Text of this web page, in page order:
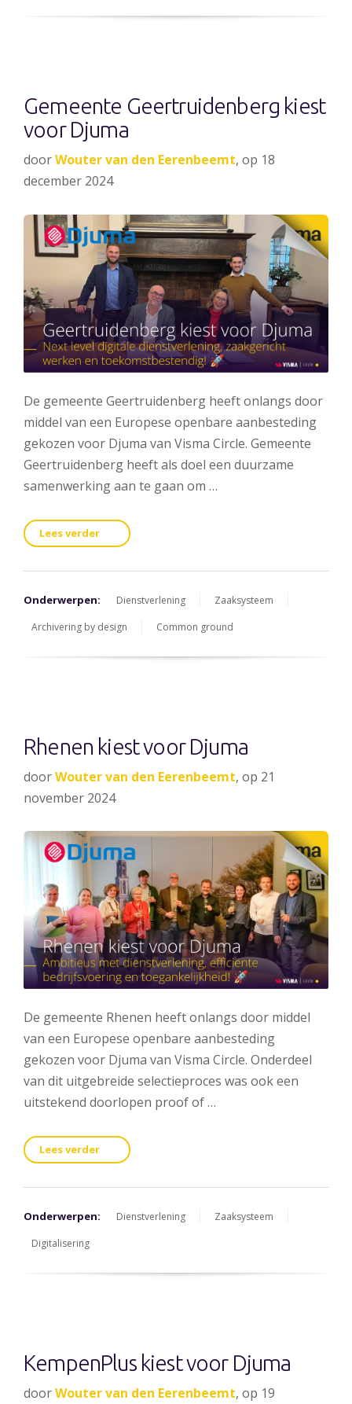
Gemeente Geertruidenberg kiest
voor Djuma
doorWouter van den Eerenbeemt, op 18
december 2024
De gemeente Geertruidenberg heeft onlangs door
middel van een Europese openbare aanbesteding
gekozen voor Djuma van Visma Circle. Gemeente
Geertruidenberg heeft als doel een duurzame
samenwerking aan te gaan om …
Lees verder
Onderwerpen: Dienstverlening
Zaaksysteem
Archivering by design
Common ground
Rhenen kiest voor Djuma
doorWouter van den Eerenbeemt, op 21
november 2024
De gemeente Rhenen heeft onlangs door middel
van een Europese openbare aanbesteding
gekozen voor Djuma van Visma Circle. Onderdeel
van dit uitgebreide selectieproces was ook een
uitstekend doorlopen proof of …
Lees verder
Onderwerpen: Dienstverlening
Zaaksysteem
Digitalisering
KempenPlus kiest voor Djuma
doorWouter van den Eerenbeemt, op 19